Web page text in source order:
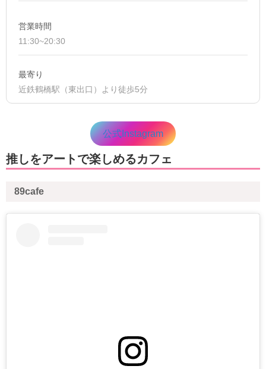
営業時間
11:30~20:30
最寄り
近鉄鶴橋駅（東出口）より徒歩5分
公式Instagram
推しをアートで楽しめるカフェ
89cafe